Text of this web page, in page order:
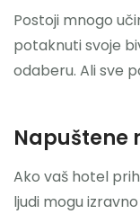
Postoji mnogo
potaknuti svoje
odaberu. Ali sve
Napuštene
Ako vaš hotel
ljudi mogu